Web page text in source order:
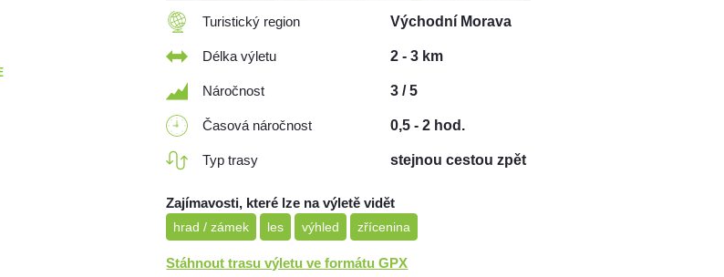
Turistický region Východní Morava
Délka výletu 2 - 3 km
Náročnost 3 / 5
Časová náročnost 0,5 - 2 hod.
Typ trasy stejnou cestou zpět
Zajímavosti, které lze na výletě vidět
hrad / zámek les výhled zřícenina
Stáhnout trasu výletu ve formátu GPX